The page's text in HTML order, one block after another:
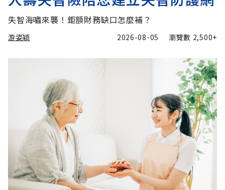
失智海嘯來襲！鉅額財務缺口怎麼補？
游姿穎 2026-08-05 瀏覽數 2,500+